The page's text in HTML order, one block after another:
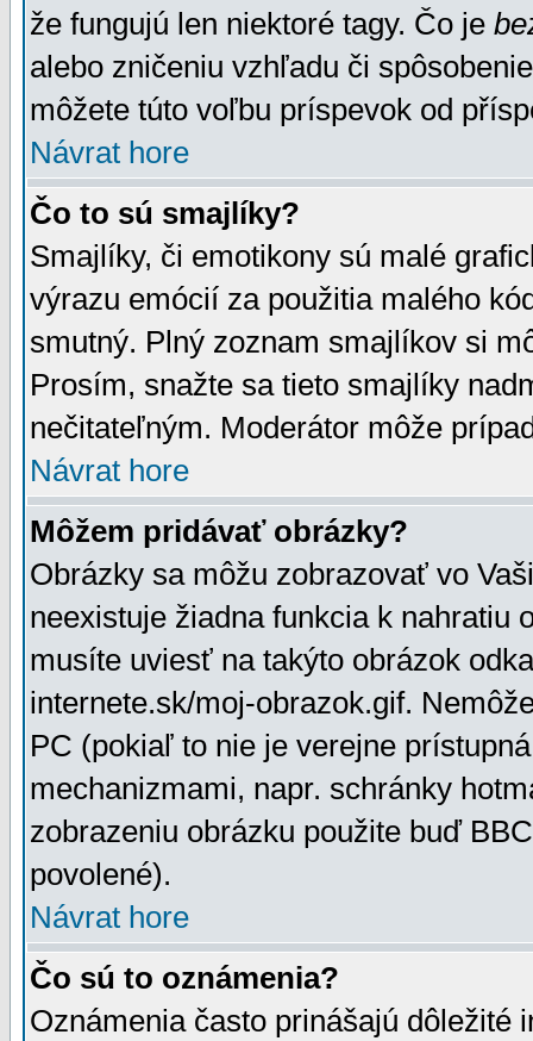
že fungujú len niektoré tagy. Čo je
alebo zničeniu vzhľadu či
môžete túto voľbu príspevok od
Návrat hore
Čo to sú smajlíky?
Smajlíky, či emotikony sú malé
výrazu emócií za použitia malého
smutný. Plný zoznam smajlíkov si
Prosím, snažte sa tieto smajlíky
nečitateľným. Moderátor môže
Návrat hore
Môžem pridávať obrázky?
Obrázky sa môžu zobrazovať vo
neexistuje žiadna funkcia k nahratiu
musíte uviesť na takýto obrázok
internete.sk/moj-obrazok.gif.
PC (pokiaľ to nie je verejne
mechanizmami, napr. schránky
zobrazeniu obrázku použite buď
povolené).
Návrat hore
Čo sú to oznámenia?
Oznámenia často prinášajú dôležité